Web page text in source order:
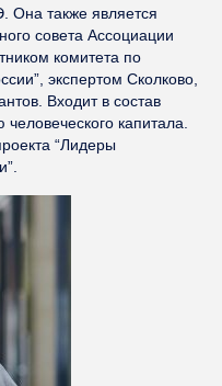
Она также является
совета Ассоциации
комитета по
экспертом Сколково,
Входит в состав
капитала.
“Лидеры